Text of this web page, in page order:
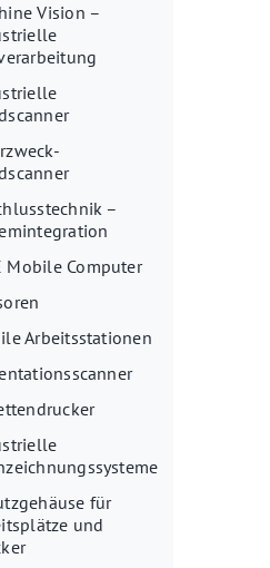
Vision –
–
Mobile Computer
Arbeitsstationen
für
und